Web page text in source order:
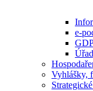
e-
Vyhlášky,